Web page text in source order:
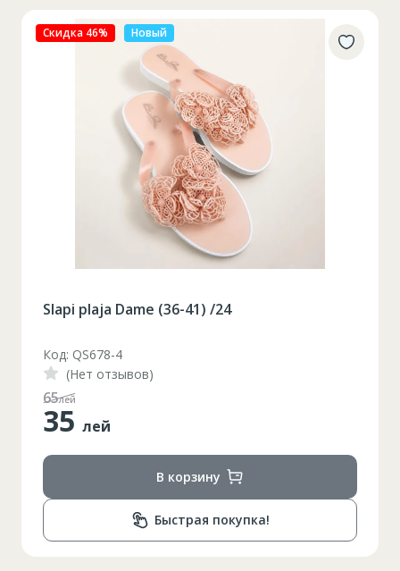
Скидка 27% Новый
Slapi plaja Dame (36-41) /24
Код: QS678-3
(Нет отзывов)
48лей
35 лей
В корзину
Быстрая покупка!